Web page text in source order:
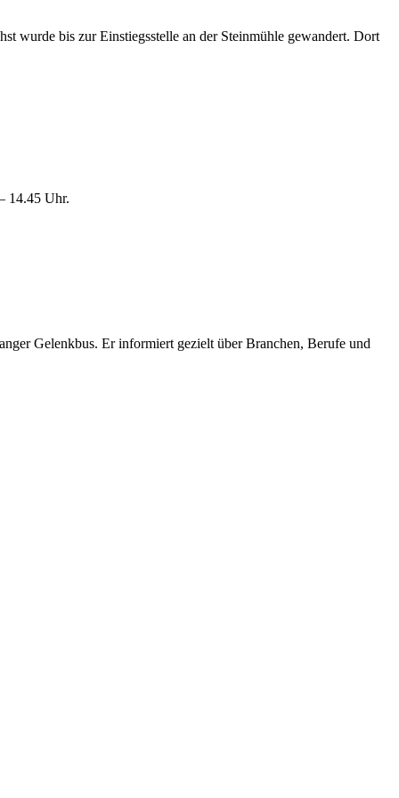
wurde bis zur Einstiegsstelle an der Steinmühle gewandert. Dort
14.45 Uhr.
Gelenkbus. Er informiert gezielt über Branchen, Berufe und